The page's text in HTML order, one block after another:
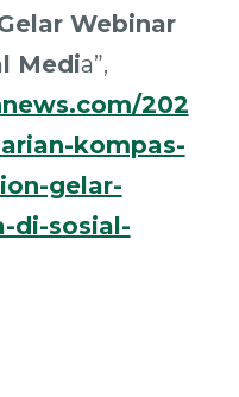
Webinar
Media”,
202
kompas-
gelar-
di-sosial-